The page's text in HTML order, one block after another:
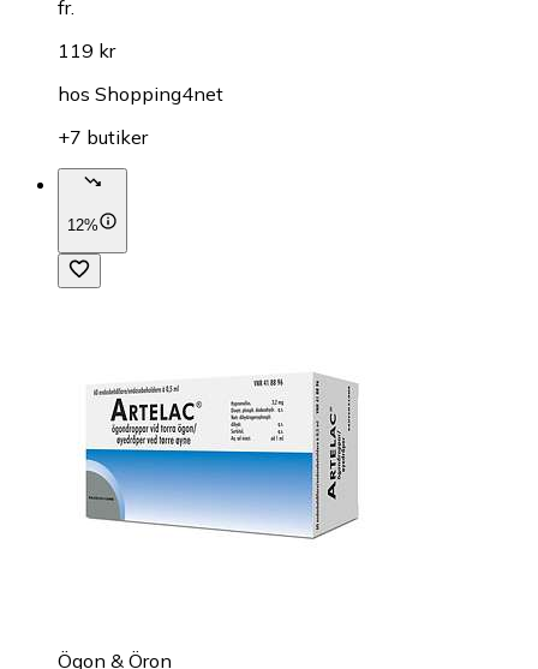
fr.
119 kr
hos Shopping4net
+7 butiker
12%
Ögon & Öron